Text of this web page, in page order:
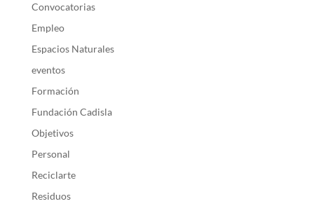
Convocatorias
Empleo
Espacios Naturales
eventos
Formación
Fundación Cadisla
Objetivos
Personal
Reciclarte
Residuos